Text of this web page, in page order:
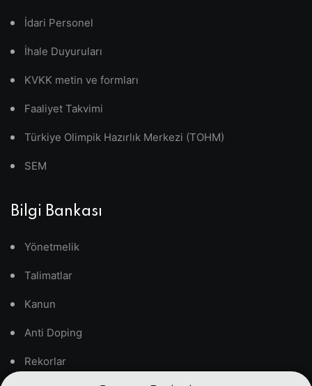
İdari Personel
İhale Duyuruları
KVKK metin ve formları
Faaliyet Takvimi
Türkiye Olimpik Hazırlık Merkezi (TOHM)
SEM
Bilgi Bankası
Yönetmelik
Talimatlar
Kanun
Anti Doping
Rekorlar